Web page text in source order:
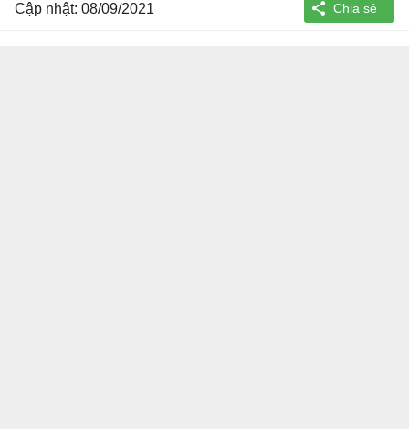
Cập nhật: 08/09/2021